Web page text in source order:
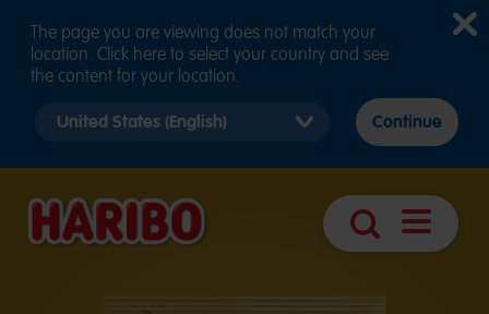
Keresés Navigáció
The page you are viewing does not match your
location. Click here to select your country and see
the content for your location.
country
Continue